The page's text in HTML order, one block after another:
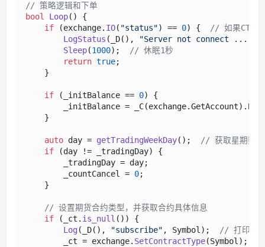
// 策略逻辑和下单
bool
Loop()
{
if (exchange. IO( "status") == 0) {
// 如果CTP交
LogStatus (_D(), "Server not connect ...."
Sleep(1000);
// 休眠1秒
return true;
    }
if (_initBalance == 0) {
_initBalance =
    }
auto day = getTradingWeekDay();
// 获取星期数
if (day != _tradingDay) {
        _tradingDay = day;
        _countCancel =
0;
    }
// 设置期货合约类型，并获取合约具体信息
if (_ct. is_null ()) {
Log(_D(), "subscribe" , Symbol);
// 打印日
        _ct = exchange.
SetContractType(Symbol);